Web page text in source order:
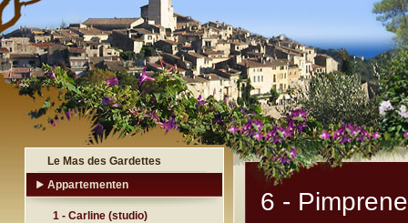
Le Mas des Gardettes
Appartementen
1 - Carline (studio)
6 -